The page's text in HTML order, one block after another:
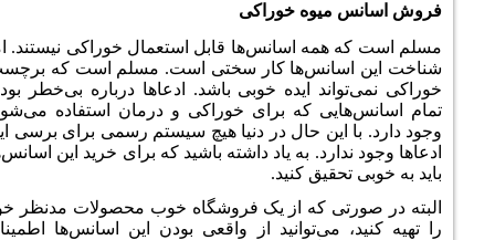
خوراکی
اسانس‌ها قابل استعمال خوراکی نیستند. اما
کار سختی است. مسلم است که برچسب
ایده خوبی باشد. ادعاها درباره بی‌خطر بودن
که برای خوراکی و درمان استفاده می‌شوند
حال در دنیا هیچ سیستم رسمی برای برسی این
به یاد داشته باشید که برای خرید این اسانس‌ها
کنید.
که از یک فروشگاه خوب محصولات مدنظر خود
از واقعی بودن این اسانس‌ها اطمینان